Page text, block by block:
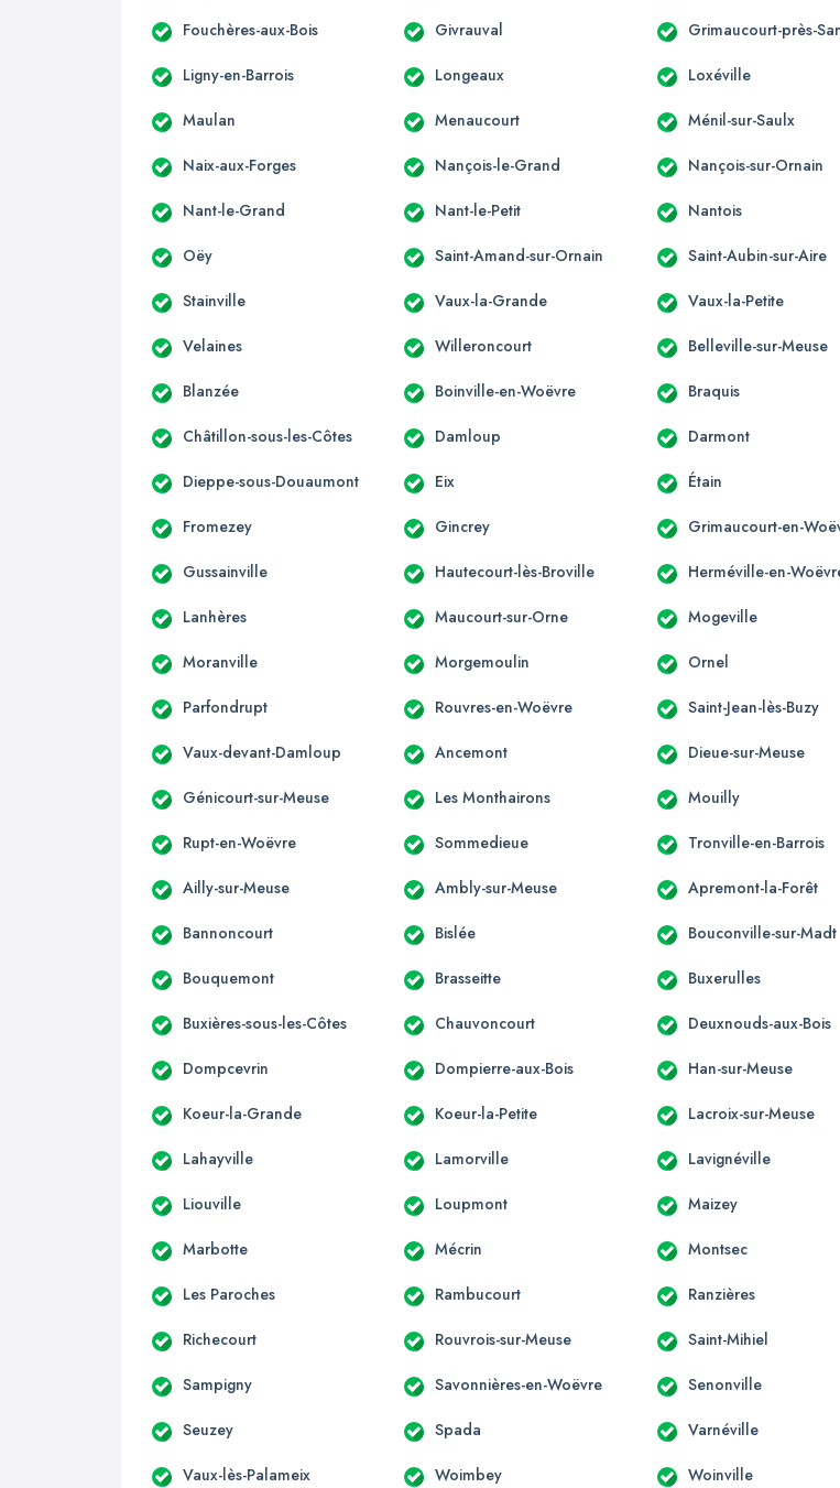
Fouchères-aux-Bois Givrauval Grimaucourt-près-
Ligny-en-Barrois Longeaux Loxéville
Maulan Menaucourt Ménil-sur-Saulx
Naix-aux-Forges Nançois-le-Grand Nançois-sur-Ornain
Nant-le-Grand Nant-le-Petit Nantois
Oëy Saint-Amand-sur-Ornain Saint-Aubin-sur-Aire
Stainville Vaux-la-Grande Vaux-la-Petite
Velaines Willeroncourt Belleville-sur-Meuse
Blanzée Boinville-en-Woëvre Braquis
Châtillon-sous-les-Côtes Damloup Darmont
Dieppe-sous-Douaumont Eix Étain
Fromezey Gincrey Grimaucourt-en-
Gussainville Hautecourt-lès-Broville Herméville-en-
Lanhères Maucourt-sur-Orne Mogeville
Moranville Morgemoulin Ornel
Parfondrupt Rouvres-en-Woëvre Saint-Jean-lès-Buzy
Vaux-devant-Damloup Ancemont Dieue-sur-Meuse
Génicourt-sur-Meuse Les Monthairons Mouilly
Rupt-en-Woëvre Sommedieue Tronville-en-Barrois
Ailly-sur-Meuse Ambly-sur-Meuse Apremont-la-Forêt
Bannoncourt Bislée Bouconville-sur-Madt
Bouquemont Brasseitte Buxerulles
Buxières-sous-les-Côtes Chauvoncourt Deuxnouds-aux-Bois
Dompcevrin Dompierre-aux-Bois Han-sur-Meuse
Koeur-la-Grande Koeur-la-Petite Lacroix-sur-Meuse
Lahayville Lamorville Lavignéville
Liouville Loupmont Maizey
Marbotte Mécrin Montsec
Les Paroches Rambucourt Ranzières
Richecourt Rouvrois-sur-Meuse Saint-Mihiel
Sampigny Savonnières-en-Woëvre Senonville
Seuzey Spada Varnéville
Vaux-lès-Palameix Woimbey Woinville